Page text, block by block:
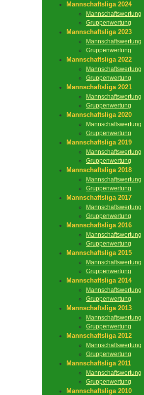
Mannschaftsliga 2024
Mannschaftswertung
Gruppenwertung
Mannschaftsliga 2023
Mannschaftswertung
Gruppenwertung
Mannschaftsliga 2022
Mannschaftswertung
Gruppenwertung
Mannschaftsliga 2021
Mannschaftswertung
Gruppenwertung
Mannschaftsliga 2020
Mannschaftswertung
Gruppenwertung
Mannschaftsliga 2019
Mannschaftswertung
Gruppenwertung
Mannschaftsliga 2018
Mannschaftswertung
Gruppenwertung
Mannschaftsliga 2017
Mannschaftswertung
Gruppenwertung
Mannschaftsliga 2016
Mannschaftswertung
Gruppenwertung
Mannschaftsliga 2015
Mannschaftswertung
Gruppenwertung
Mannschaftsliga 2014
Mannschaftswertung
Gruppenwertung
Mannschaftsliga 2013
Mannschaftswertung
Gruppenwertung
Mannschaftsliga 2012
Mannschaftswertung
Gruppenwertung
Mannschaftsliga 2011
Mannschaftswertung
Gruppenwertung
Mannschaftsliga 2010